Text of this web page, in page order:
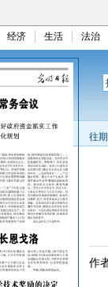
经济 生活 法治
往
作